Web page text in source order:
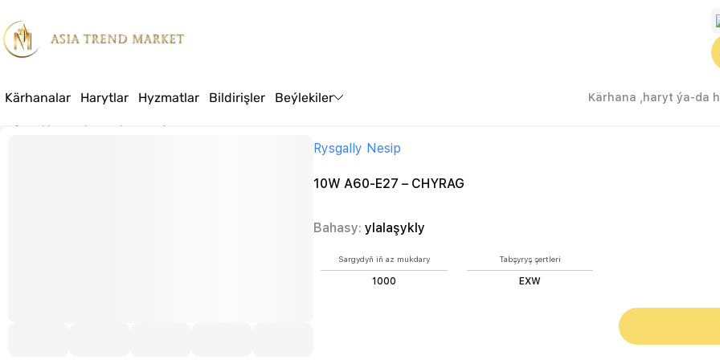
Kärhanalar Harytlar Hyzmatlar Bildirişler Beýlekiler
Rysgally Nesip
10W A60-E27 – CHYRAG
Bahasy: ylalaşykly
Sargydyň iň az mukdary
1000
Tabşyryş şertleri
EXW